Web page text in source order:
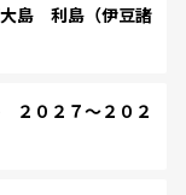
島 利島（伊豆諸
０２７～２０２